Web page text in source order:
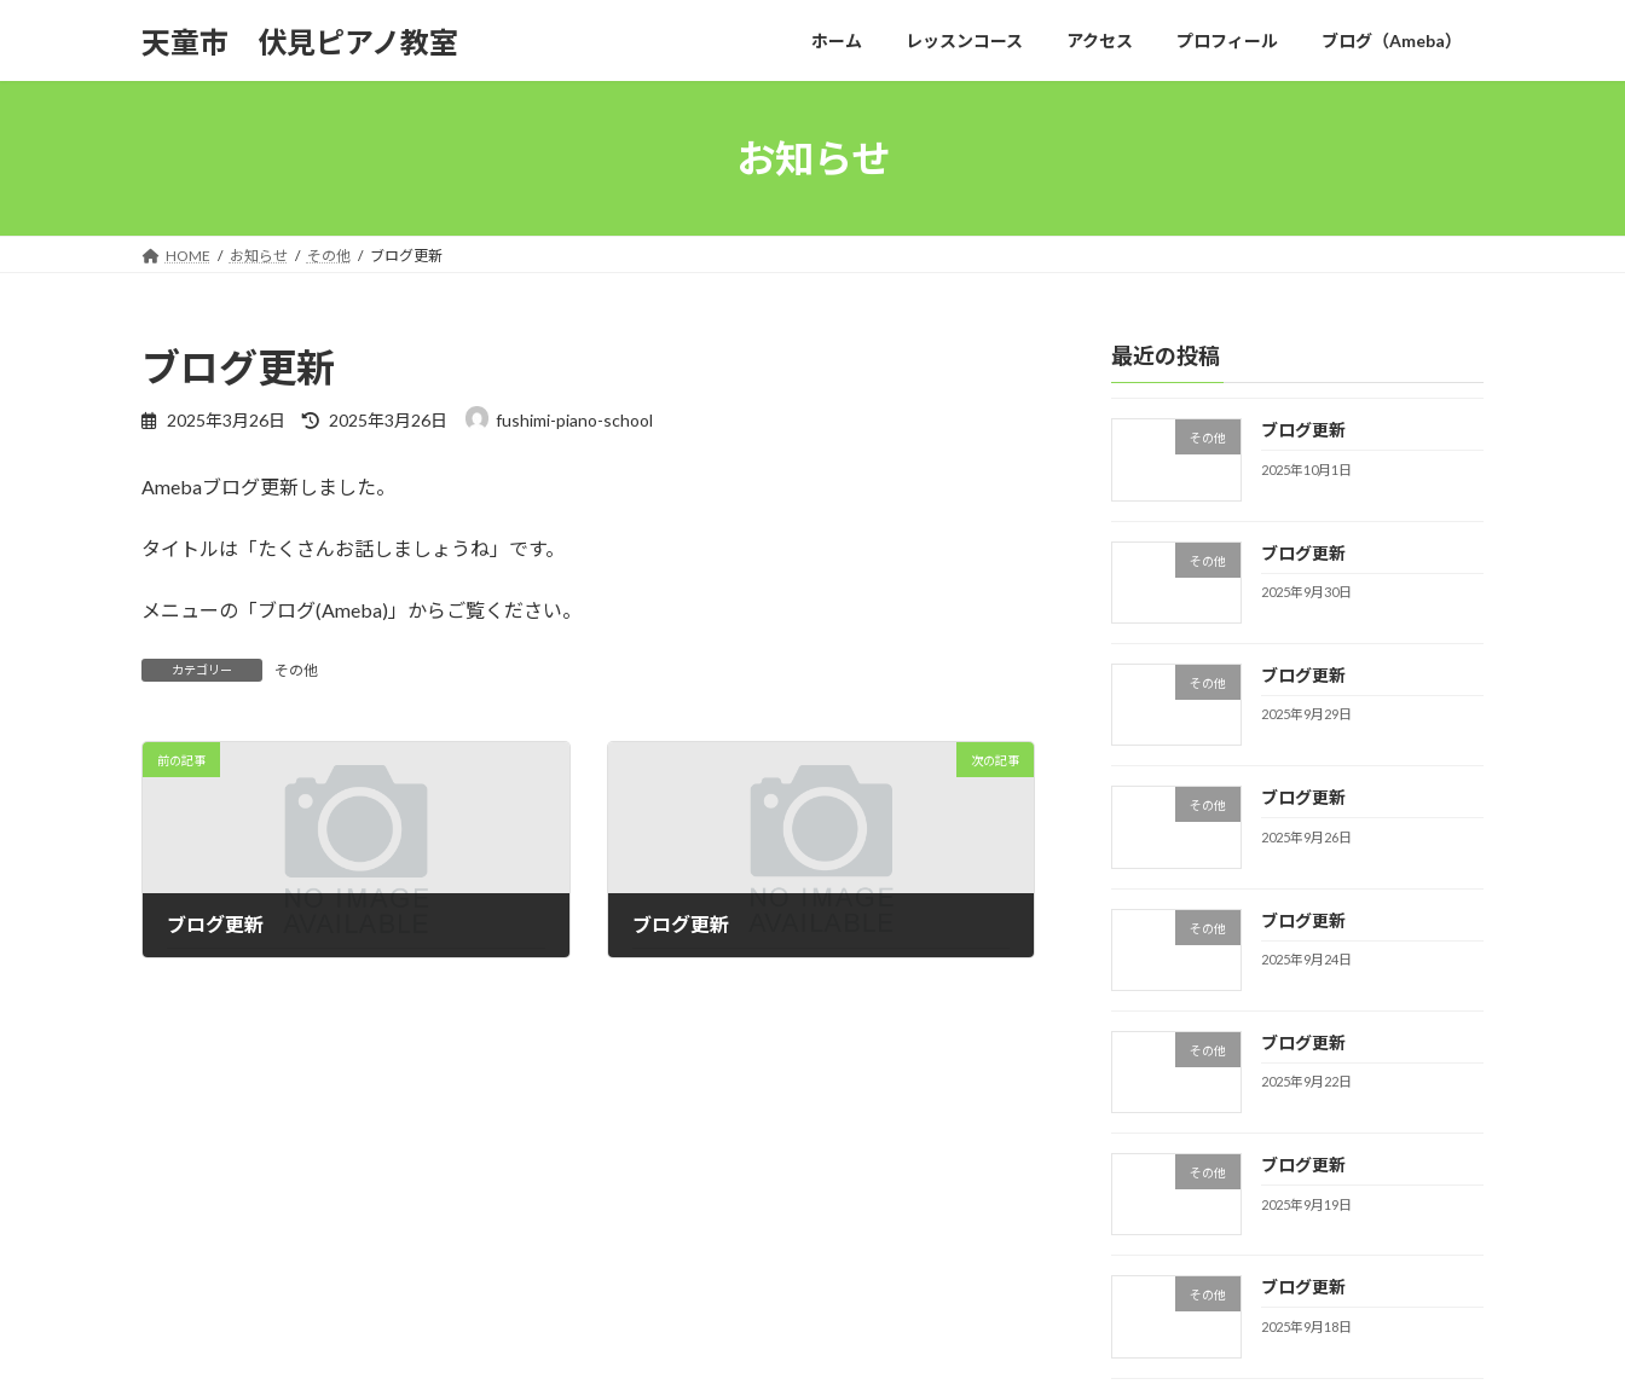
天童市 伏見ピアノ教室 ホーム レッスンコース アクセス プロフィール ブログ（Ameba）
お知らせ
HOME お知らせ その他 ブログ更新
ブログ更新
2025年3月26日
最
新
時
:
2025年3月26日 fushimi-piano-school
Amebaブログ更新しました。
タイトルは「たくさんお話しましょうね」です。
メニューの「ブログ(Ameba)」からご覧ください。
カテゴリー その他
前の記事
ブログ更新
次の記事
ブログ更新
最近の投稿
その他 ブログ更新
2025年10月1日
その他 ブログ更新
2025年9月30日
その他 ブログ更新
2025年9月29日
その他 ブログ更新
2025年9月26日
その他 ブログ更新
2025年9月24日
その他 ブログ更新
2025年9月22日
その他 ブログ更新
2025年9月19日
その他 ブログ更新
2025年9月18日